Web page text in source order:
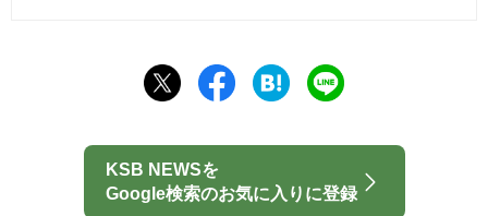
KSB NEWSを
Google検索のお気に入りに登録